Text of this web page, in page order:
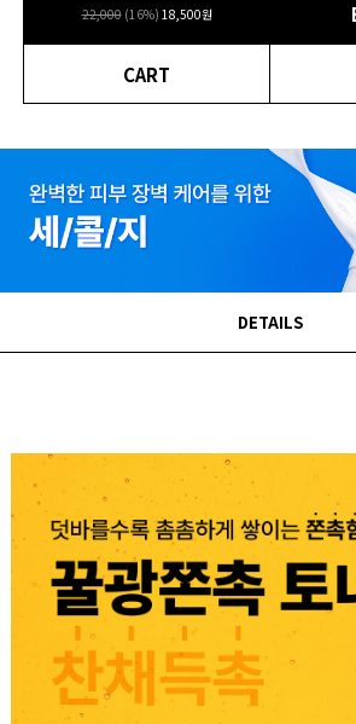
22,000 (16%) 18,500원
CART
DETAILS